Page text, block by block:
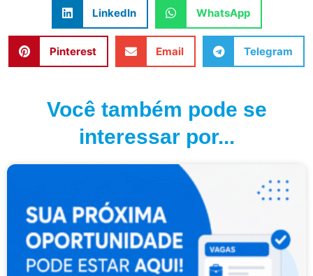
LinkedIn WhatsApp
Pinterest Email Telegram
Você também pode se
interessar por...